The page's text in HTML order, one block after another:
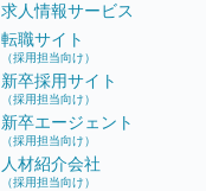
求人情報サービス
転職サイト
（採用担当向け）
新卒採用サイト
（採用担当向け）
新卒エージェント
（採用担当向け）
人材紹介会社
（採用担当向け）